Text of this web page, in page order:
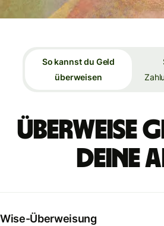
So kannst du Geld
überweisen
Überweise
deine
Wise-Überweisung